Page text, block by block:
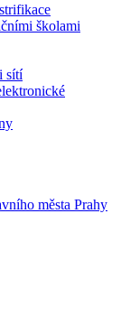
školami
sítí
města Prahy